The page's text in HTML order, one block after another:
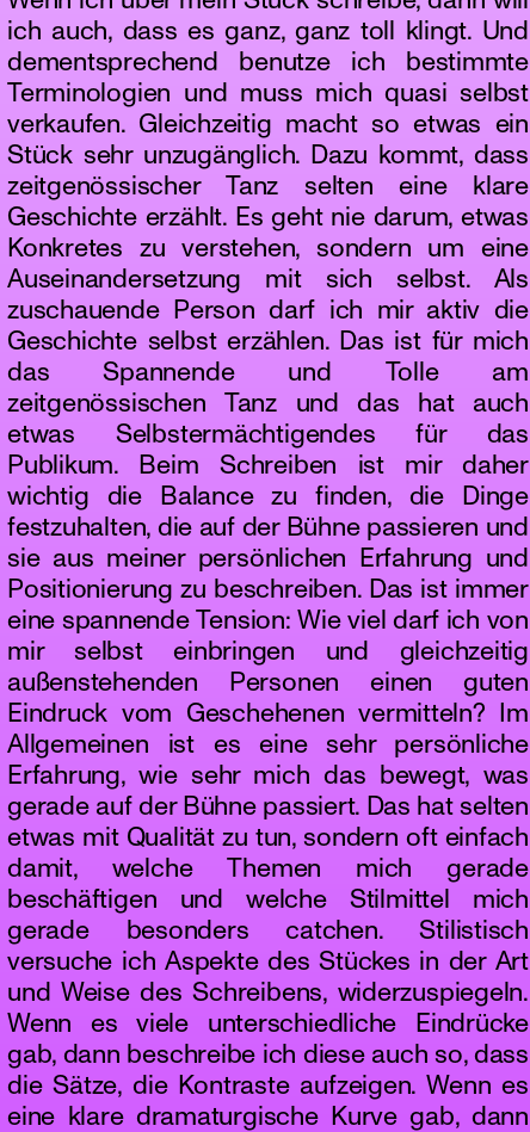
ich auch, dass es ganz, ganz toll klingt. Und
dementsprechend benutze ich bestimmte
Terminologien und muss mich quasi selbst
verkaufen. Gleichzeitig macht so etwas ein
Stück sehr unzugänglich. Dazu kommt, dass
zeitgenössischer Tanz selten eine klare
Geschichte erzählt. Es geht nie darum, etwas
Konkretes zu verstehen, sondern um eine
Auseinandersetzung mit sich selbst. Als
zuschauende Person darf ich mir aktiv die
Geschichte selbst erzählen. Das ist für mich
das Spannende und Tolle am
zeitgenössischen Tanz und das hat auch
etwas Selbstermächtigendes für das
Publikum. Beim Schreiben ist mir daher
wichtig die Balance zu finden, die Dinge
festzuhalten, die auf der Bühne passieren und
sie aus meiner persönlichen Erfahrung und
Positionierung zu beschreiben. Das ist immer
eine spannende Tension: Wie viel darf ich von
mir selbst einbringen und gleichzeitig
außenstehenden Personen einen guten
Eindruck vom Geschehenen vermitteln? Im
Allgemeinen ist es eine sehr persönliche
Erfahrung, wie sehr mich das bewegt, was
gerade auf der Bühne passiert. Das hat selten
etwas mit Qualität zu tun, sondern oft einfach
damit, welche Themen mich gerade
beschäftigen und welche Stilmittel mich
gerade besonders catchen. Stilistisch
versuche ich Aspekte des Stückes in der Art
und Weise des Schreibens, widerzuspiegeln.
Wenn es viele unterschiedliche Eindrücke
gab, dann beschreibe ich diese auch so, dass
die Sätze, die Kontraste aufzeigen. Wenn es
eine klare dramaturgische Kurve gab, dann